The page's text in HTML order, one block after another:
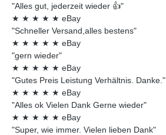
"Alles gut, jederzeit wieder 👍"
★ ★ ★ ★ ★ eBay
"Schneller Versand,alles bestens"
★ ★ ★ ★ ★ eBay
"gern wieder"
★ ★ ★ ★ ★ eBay
"Gutes Preis Leistung Verhältnis. Danke."
★ ★ ★ ★ ★ eBay
"Alles ok Vielen Dank Gerne wieder"
★ ★ ★ ★ ★ eBay
"Super, wie immer. Vielen lieben Dank"